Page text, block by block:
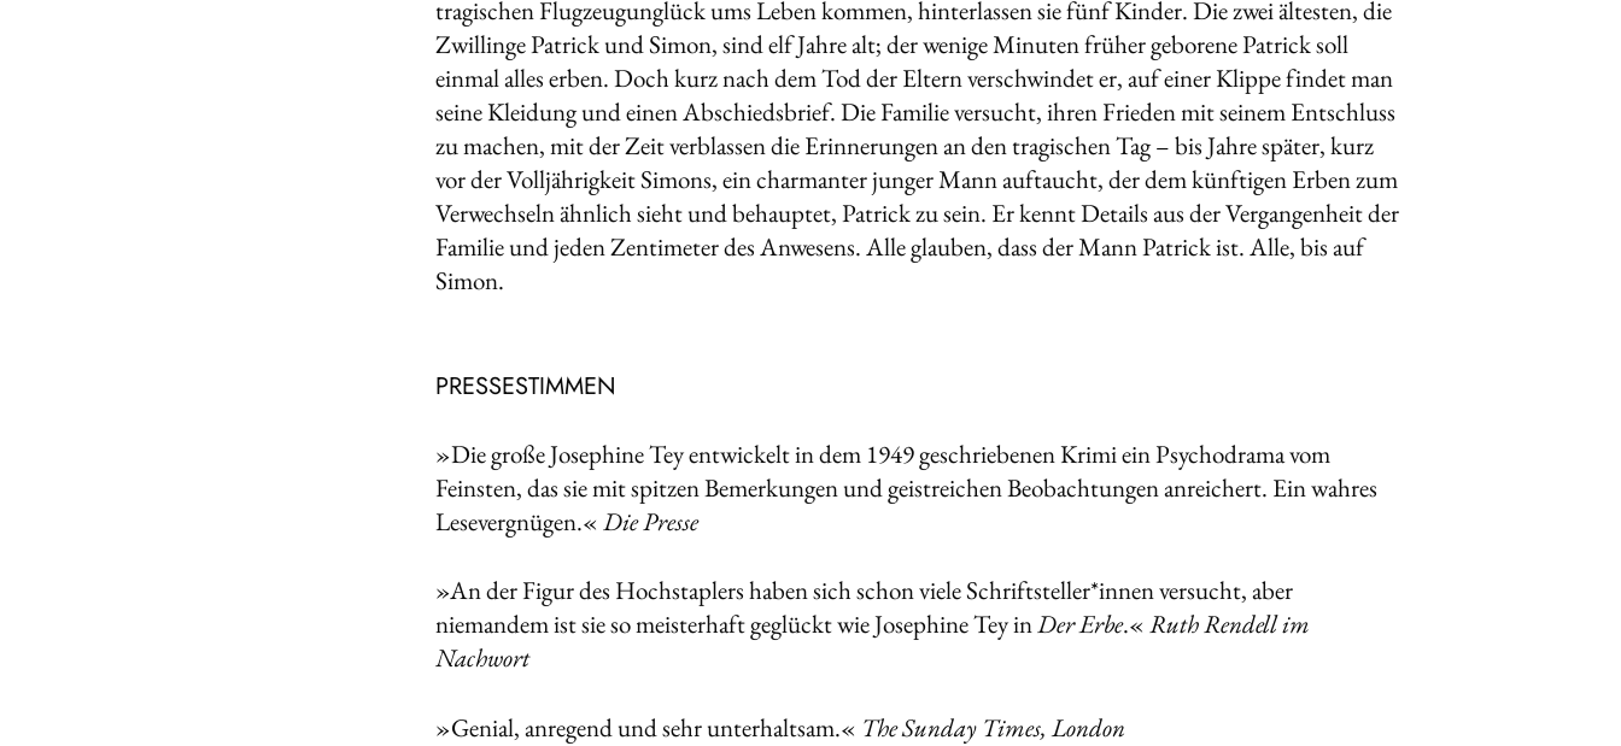
tragischen Flugzeugunglück ums Leben kommen, hinterlassen sie fünf Kinder. Die zwei ältesten, die
Zwillinge Patrick und Simon, sind elf Jahre alt; der wenige Minuten früher geborene Patrick soll
einmal alles erben. Doch kurz nach dem Tod der Eltern verschwindet er, auf einer Klippe findet man
seine Kleidung und einen Ab­schiedsbrief. Die Familie versucht, ihren Frieden mit seinem Entschluss
zu machen, mit der Zeit verblassen die Erinnerungen an den tragischen Tag – bis Jahre später, kurz
vor der Volljährigkeit Simons, ein charmanter junger Mann auftaucht, der dem künftigen Erben zum
Verwechseln ähn­lich sieht und behauptet, Patrick zu sein. Er kennt Details aus der Vergangenheit der
Familie und je­den Zentimeter des Anwesens. Alle glauben, dass der Mann Patrick ist. Alle, bis auf
Simon.
PRESSESTIMMEN
»Die große Josephine Tey entwickelt in dem 1949 geschriebenen Krimi ein Psychodrama vom
Feinsten, das sie mit spitzen Bemerkungen und geistreichen Beobachtungen anreichert. Ein wahres
Lesevergnügen.«Die Presse
»An der Figur des Hochstaplers haben sich schon viele Schriftsteller*innen versucht, aber
niemandem ist sie so meisterhaft geglückt wie Josephine Tey inDer Erbe.«Ruth Rendell im
Nachwort
»Genial, anregend und sehr unterhaltsam.« The Sunday Times, London